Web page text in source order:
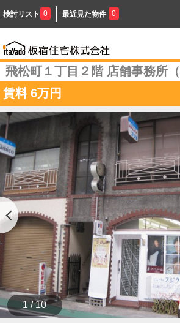
検討リスト 0 最近見た物件 0
飛松町１丁目２階 店舗事務所（
賃料 6万円
1 / 10